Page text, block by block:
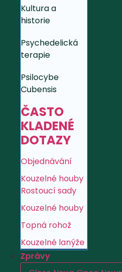
Kultura a
historie
Psychedelická
terapie
Psilocybe
Cubensis
ČASTO
KLADENÉ
DOTAZY
Objednávání
Kouzelné houby
Rostoucí sady
Kouzelné houby
Topná rohož
Kouzelné lanýže
Zprávy